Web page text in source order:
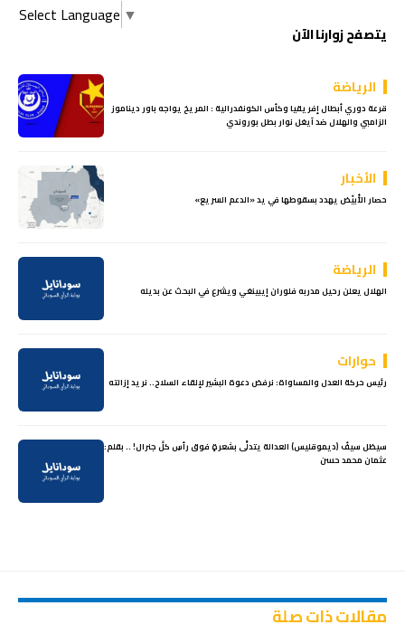
Select Language ▼
يتصفح زوارنا الآن
الرياضة
قرعة دوري أبطال إفريقيا وكأس الكونفدرالية : المريخ يواجه باور ديناموز
الزامبي والهلال ضد آيغل نوار بطل بوروندي
الأخبار
حصار الأُبيّض يهدد بسقوطها في يد «الدعم السريع»
الرياضة
الهلال يعلن رحيل مدربه فلوران إيبينغي ويشرع في البحث عن بديله
حوارات
رئيس حركة العدل والمساواة: نرفض دعوة البشير لإلقاء السلاح.. نريد إزالته
سيظل سيفُ (ديموقليس) العدالة يتدلَّى بشعرةٍ فوق رأسِ كلِّ جنرال! .. بقلم:
عثمان محمد حسن
مقالات ذات صلة